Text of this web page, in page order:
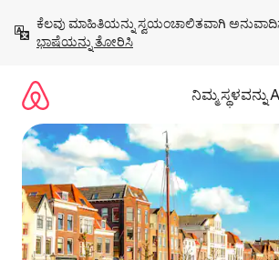
ಹೋಗಿ
ಕೆಲವು ಮಾಹಿತಿಯನ್ನು ಸ್ವಯಂಚಾಲಿತವಾಗಿ
ಭಾಷೆಯನ್ನು ತೋರಿಸಿ
ನಿಮ್ಮ